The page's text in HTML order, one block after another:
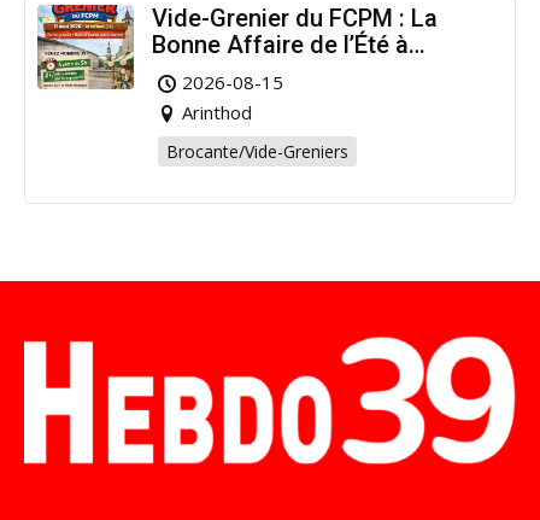
Vide-Grenier du FCPM : La
Bonne Affaire de l’Été à
Arinthod !
2026-08-15
Arinthod
Brocante/Vide-Greniers